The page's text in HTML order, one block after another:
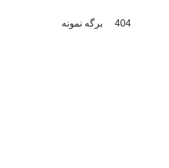
404 برگه نمونه